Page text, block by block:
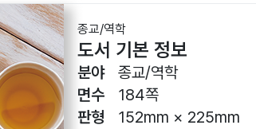
종교/역학
도서 기본 정보
분야
면수
판형
종교/역학
184쪽
152mm × 225mm